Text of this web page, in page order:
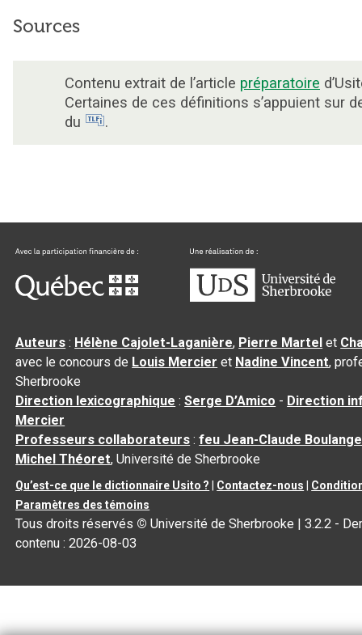
Sources
Contenu extrait de l’article préparatoire
Certaines de ces définitions s’appuient sur
du
.
Auteurs : Hélène Cajolet-Laganière, Pierre Martel et
avec le concours de Louis Mercier et Nadine Vincent,
Sherbrooke
Direction lexicographique :Serge D’Amico - Direction
Mercier
Professeurs collaborateurs :feu Jean-Claude
Michel Théoret, Université de Sherbrooke
Qu’est-ce que le dictionnaire Usito ? Contactez-nous
Paramètres des témoins
Tous droits réservés © Université de Sherbrooke |3.2.2 -
contenu :2026-08-03